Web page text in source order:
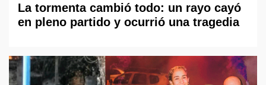
La tormenta cambió todo: un rayo cayó
en pleno partido y ocurrió una tragedia